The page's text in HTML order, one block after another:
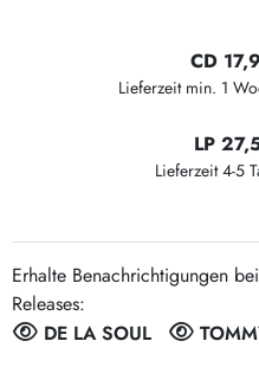
CD
Lieferzeit min. 1
LP
Lieferzeit 4-5
Erhalte Benachrichtigungen
Releases:
DE LA SOUL